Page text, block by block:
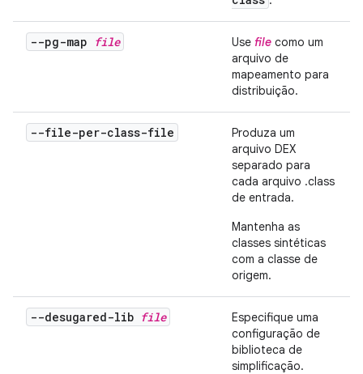
--pg-map file Use file como um
arquivo de
mapeamento para
distribuição.
--file-per-class-file
Produza um
arquivo DEX
separado para
cada arquivo .class
de entrada.
Mantenha as
classes sintéticas
com a classe de
origem.
--desugared-lib file
Especifique uma
configuração de
biblioteca de
simplificação.